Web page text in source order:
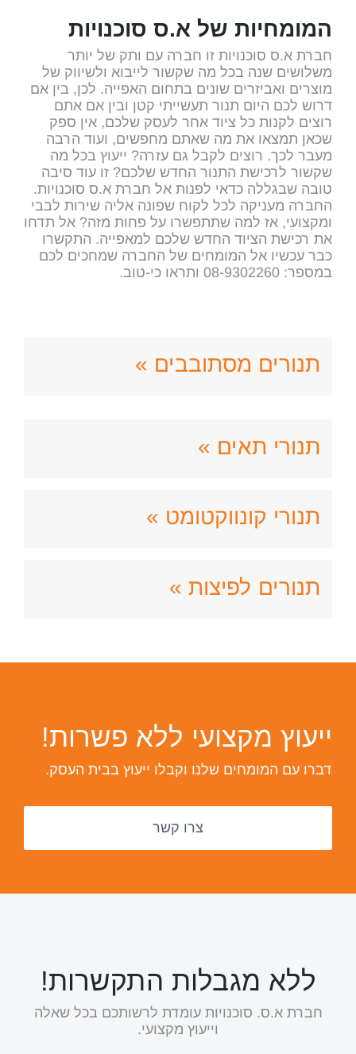
המומחיות של א.ס סוכנויות
חברת א.ס סוכנויות זו חברה עם ותק של יותר
משלושים שנה בכל מה שקשור לייבוא ולשיווק של
מוצרים ואביזרים שונים בתחום האפייה. לכן, בין אם
דרוש לכם היום תנור תעשייתי קטן ובין אם אתם
רוצים לקנות כל ציוד אחר לעסק שלכם, אין ספק
שכאן תמצאו את מה שאתם מחפשים, ועוד הרבה
מעבר לכך. רוצים לקבל גם עזרה? ייעוץ בכל מה
שקשור לרכישת התנור החדש שלכם? זו עוד סיבה
טובה שבגללה כדאי לפנות אל חברת א.ס סוכנויות.
החברה מעניקה לכל לקוח שפונה אליה שירות לבבי
ומקצועי, אז למה שתתפשרו על פחות מזה? אל תדחו
את רכישת הציוד החדש שלכם למאפייה. התקשרו
כבר עכשיו אל המומחים של החברה שמחכים לכם
במספר: 08-9302260 ותראו כי-טוב.
תנורים מסתובבים »
תנורי תאים »
תנורי קונווקטומט »
תנורים לפיצות »
ייעוץ מקצועי ללא פשרות!
דברו עם המומחים שלנו וקבלו ייעוץ בבית העסק.
צרו קשר
ללא מגבלות התקשרות!
חברת א.ס. סוכנויות עומדת לרשותכם בכל שאלה
וייעוץ מקצועי.